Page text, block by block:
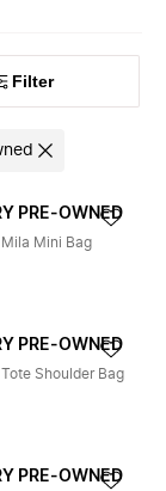
Filter
PRE-OWNED
Mini Bag
PRE-OWNED
Shoulder Bag
PRE-OWNED